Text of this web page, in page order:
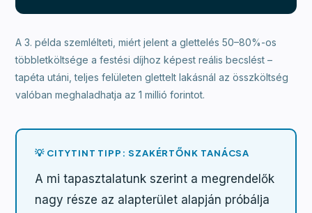
A 3. példa szemlélteti, miért jelent a glettelés 50–80%-os
többletköltsége a festési díjhoz képest reális becslést –
tapéta utáni, teljes felületen glettelt lakásnál az összköltség
valóban meghaladhatja az 1 millió forintot.
💡 CITYTINT TIPP: SZAKÉRTŐNK TANÁCSA
A mi tapasztalatunk szerint a megrendelők
nagy része az alapterület alapján próbálja